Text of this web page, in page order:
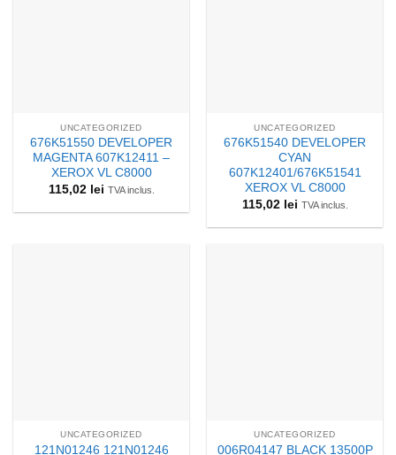
UNCATEGORIZED
676K51550 DEVELOPER
MAGENTA 607K12411 –
XEROX VL C8000
115,02 lei TVA inclus.
UNCATEGORIZED
676K51540 DEVELOPER
CYAN
607K12401/676K51541
XEROX VL C8000
115,02 lei TVA inclus.
UNCATEGORIZED
121N01246 121N01246
UNCATEGORIZED
006R04147 BLACK 13500P